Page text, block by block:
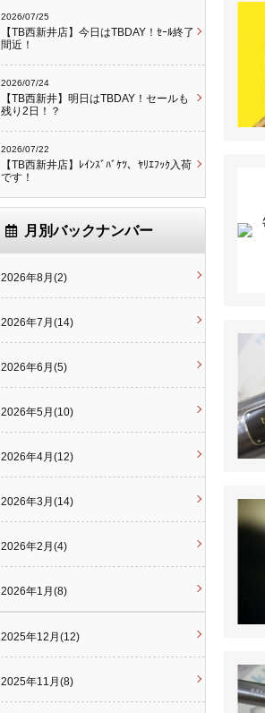
2026/07/25
【TB西新井店】今日はTBDAY！ｾｰﾙ終了
間近！
2026/07/24
【TB西新井】明日はTBDAY！セールも
残り2日！？
2026/07/22
【TB西新井店】ﾚｲﾝｽﾞﾊﾞｹﾂ、ﾔﾘｴﾌｯｸ入荷
です！
月別バックナンバー
2026年8月(2)
2026年7月(14)
2026年6月(5)
2026年5月(10)
2026年4月(12)
2026年3月(14)
2026年2月(4)
2026年1月(8)
2025年12月(12)
2025年11月(8)